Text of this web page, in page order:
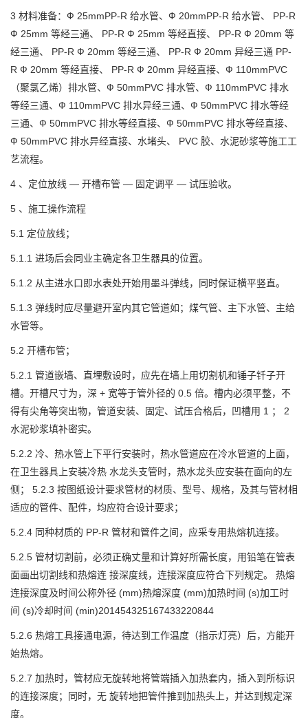
3 材料准备：Ф 25mmPP-R 给水管、Ф 20mmPP-R 给水管、 PP-R
Ф 25mm 等经三通、 PP-R Ф 25mm 等经直接、 PP-R Ф 20mm 等
经三通、 PP-R Ф 20mm 等经三通、 PP-R Ф 20mm 异经三通 PP-
R Ф 20mm 等经直接、 PP-R Ф 20mm 异经直接、Ф 110mmPVC
（聚氯乙烯）排水管、Ф 50mmPVC 排水管、Ф 110mmPVC 排水
等经三通、Ф 110mmPVC 排水异经三通、Ф 50mmPVC 排水等经
三通、Ф 50mmPVC 排水等经直接、Ф 50mmPVC 排水等经直接、
Ф 50mmPVC 排水异经直接、水堵头、 PVC 胶、水泥砂浆等施工工
艺流程。
4 、定位放线 — 开槽布管 — 固定调平 — 试压验收。
5 、施工操作流程
5.1 定位放线；
5.1.1 进场后会同业主确定各卫生器具的位置。
5.1.2 从主进水口即水表处开始用墨斗弹线，同时保证横平竖直。
5.1.3 弹线时应尽量避开室内其它管道如；煤气管、主下水管、主给
水管等。
5.2 开槽布管；
5.2.1 管道嵌墙、直埋敷设时，应先在墙上用切割机和锤子钎子开
槽。开槽尺寸为，深 + 宽等于管外径的 0.5 倍。槽内必须平整，不
得有尖角等突出物，管道安装、固定、试压合格后，凹槽用 1 ； 2
水泥砂浆填补密实。
5.2.2 冷、热水管上下平行安装时，热水管道应在冷水管道的上面，
在卫生器具上安装冷热 水龙头支管时，热水龙头应安装在面向的左
侧； 5.2.3 按图纸设计要求管材的材质、型号、规格，及其与管材相
适应的管件、配件，均应符合设计要求；
5.2.4 同种材质的 PP-R 管材和管件之间，应采专用热熔机连接。
5.2.5 管材切割前，必须正确丈量和计算好所需长度，用铅笔在管表
面画出切割线和热熔连 接深度线，连接深度应符合下列规定。 热熔
连接深度及时间公称外径 (mm)热熔深度 (mm)加热时间 (s)加工时
间 (s)冷却时间 (min)201454325167433220844
5.2.6 热熔工具接通电源，待达到工作温度（指示灯亮）后，方能开
始热熔。
5.2.7 加热时，管材应无旋转地将管端插入加热套内，插入到所标识
的连接深度；同时，无 旋转地把管件推到加热头上，并达到规定深
度。